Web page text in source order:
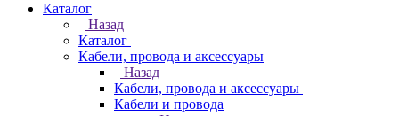
Каталог
Назад
Каталог
Кабели, провода и аксессуары
Назад
Кабели, провода и аксессуары
Кабели и провода